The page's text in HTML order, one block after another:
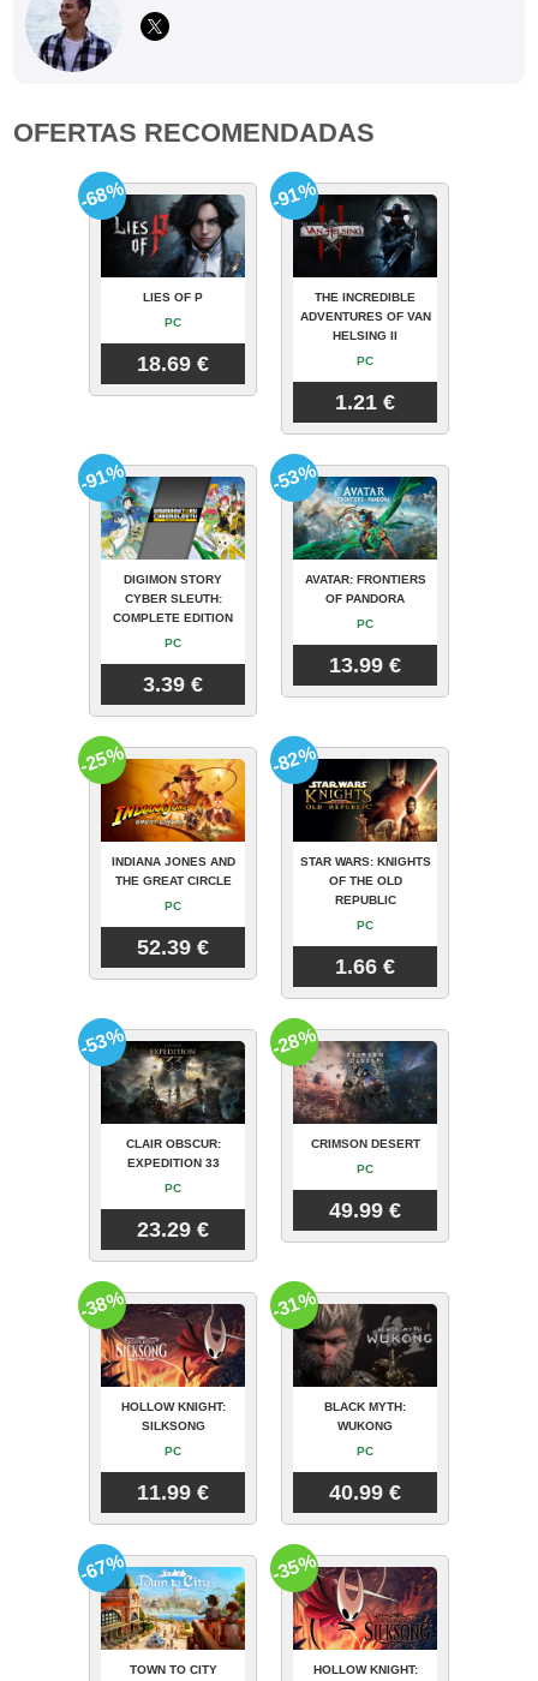
OFERTAS RECOMENDADAS
LIES OF P
PC
18.69 €
-68%
THE INCREDIBLE
ADVENTURES OF VAN
HELSING II
PC
1.21 €
-91%
DIGIMON STORY
CYBER SLEUTH:
COMPLETE EDITION
PC
3.39 €
-91%
AVATAR: FRONTIERS
OF PANDORA
PC
13.99 €
-53%
INDIANA JONES AND
THE GREAT CIRCLE
PC
52.39 €
-25%
STAR WARS: KNIGHTS
OF THE OLD
REPUBLIC
PC
1.66 €
-82%
CLAIR OBSCUR:
EXPEDITION 33
PC
23.29 €
-53%
CRIMSON DESERT
PC
49.99 €
-28%
HOLLOW KNIGHT:
SILKSONG
PC
11.99 €
-38%
BLACK MYTH:
WUKONG
PC
40.99 €
-31%
TOWN TO CITY
-67%
HOLLOW KNIGHT:
-35%